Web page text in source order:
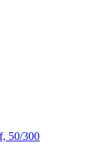
50/300